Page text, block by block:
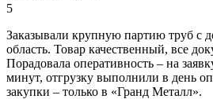
5
Заказывали крупную партию труб с
область. Товар качественный, все
Порадовала оперативность – на
минут, отгрузку выполнили в день
закупки – только в «Гранд Металл».